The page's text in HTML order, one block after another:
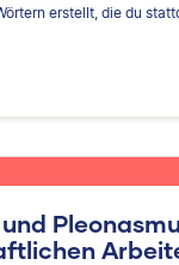
erstellt, die du